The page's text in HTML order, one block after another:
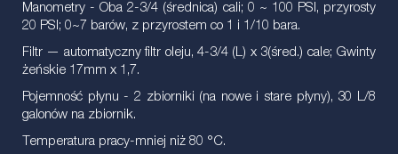
Manometry - Oba 2-3/4 (średnica) cali; 0 ~ 100 PSI, przyrosty
20 PSI; 0~7 barów, z przyrostem co 1 i 1/10 bara.
Filtr — automatyczny filtr oleju, 4-3/4 (L) x 3(śred.) cale; Gwinty
żeńskie 17mm x 1,7.
Pojemność płynu - 2 zbiorniki (na nowe i stare płyny), 30 L/8
galonów na zbiornik.
Temperatura pracy-mniej niż 80 °C.